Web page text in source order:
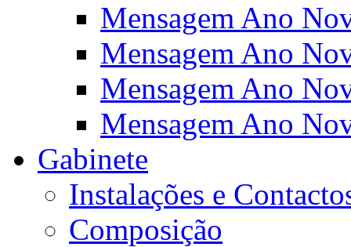
Mensagem Ano
Mensagem Ano
Mensagem Ano
Mensagem Ano
Gabinete
Instalações e
Composição